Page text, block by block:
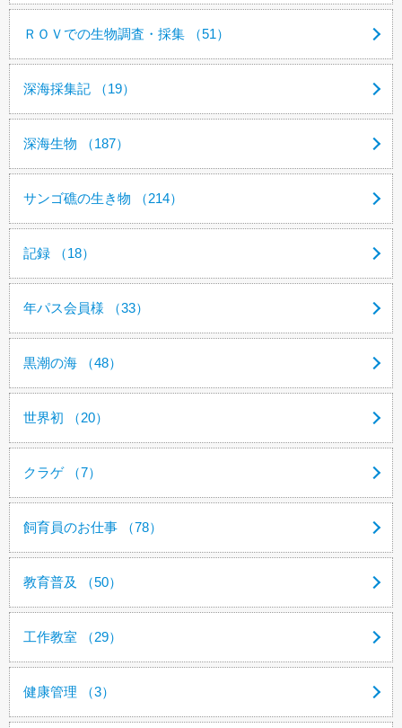
ＲＯＶでの生物調査・採集 （51）
深海採集記 （19）
深海生物 （187）
サンゴ礁の生き物 （214）
記録 （18）
年パス会員様 （33）
黒潮の海 （48）
世界初 （20）
クラゲ （7）
飼育員のお仕事 （78）
教育普及 （50）
工作教室 （29）
健康管理 （3）